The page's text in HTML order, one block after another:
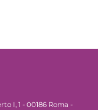
I, 1 - 00186 Roma -